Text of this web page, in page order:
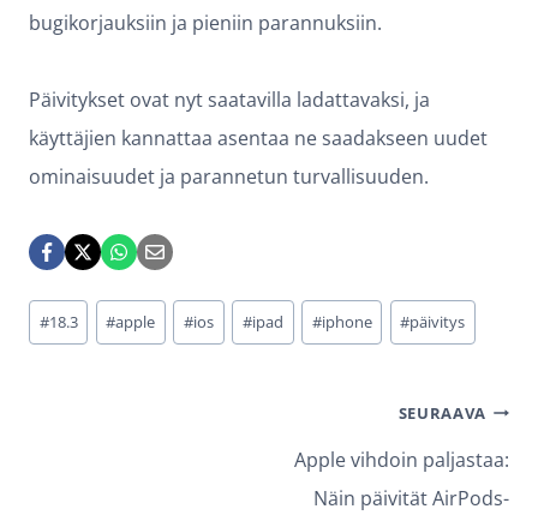
bugikorjauksiin ja pieniin parannuksiin.
Päivitykset ovat nyt saatavilla ladattavaksi, ja
käyttäjien kannattaa asentaa ne saadakseen uudet
ominaisuudet ja parannetun turvallisuuden.
Avainsanat:
#18.3 #apple #ios #ipad #iphone #päivitys
SEURAAVA
Apple vihdoin paljastaa:
Näin päivität AirPods-